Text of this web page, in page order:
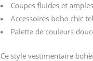
Coupes fluides et
Accessoires boho chic
Palette de couleurs
Ce style vestimentaire